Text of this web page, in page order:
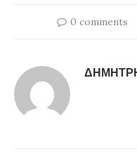
0 comments